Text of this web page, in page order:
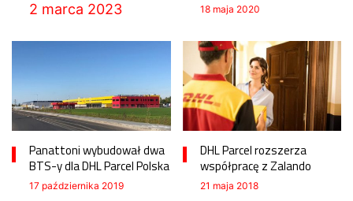
2 marca 2023 18 maja 2020
Panattoni wybudował dwa
BTS-y dla DHL Parcel Polska
17 października 2019
DHL Parcel rozszerza
współpracę z Zalando
21 maja 2018